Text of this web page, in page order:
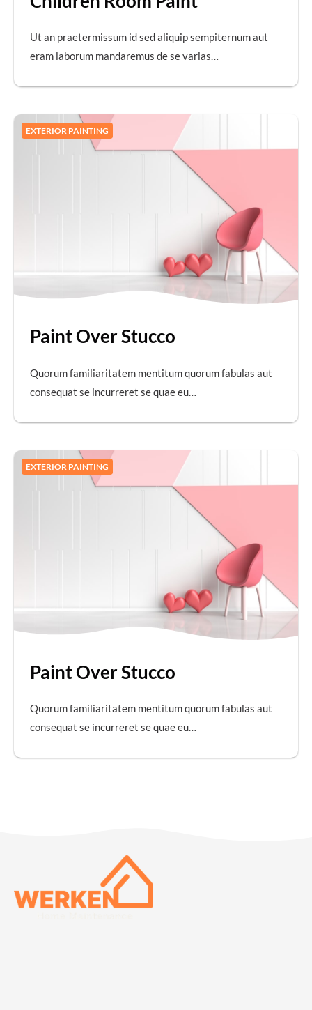
Ut an praetermissum id sed aliquip sempiternum aut
eram laborum mandaremus de se varias…
EXTERIOR PAINTING
Paint Over Stucco
Quorum familiaritatem mentitum quorum fabulas aut
consequat se incurreret se quae eu…
EXTERIOR PAINTING
Paint Over Stucco
Quorum familiaritatem mentitum quorum fabulas aut
consequat se incurreret se quae eu…